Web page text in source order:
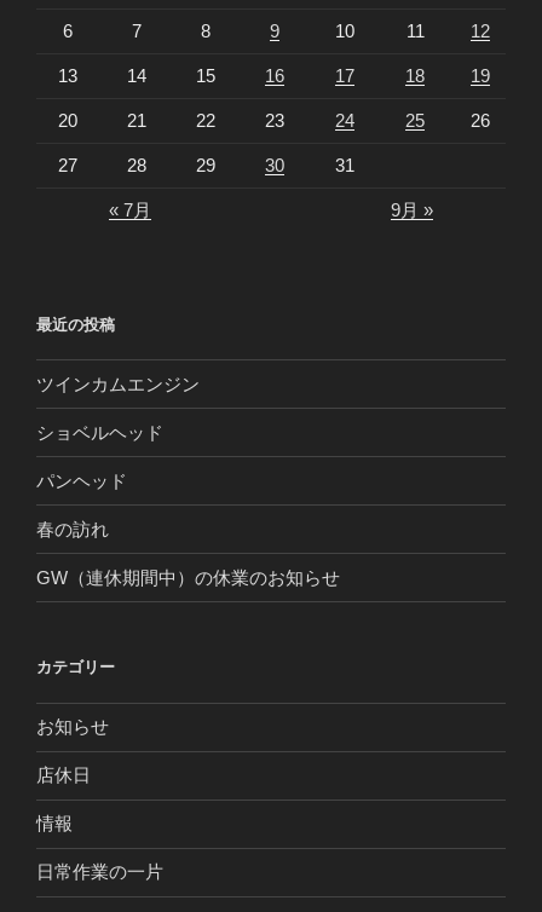
6 7 8 9 10 11 12
13 14 15 16 17 18 19
20 21 22 23 24 25 26
27 28 29 30 31
« 7月 9月 »
最近の投稿
ツインカムエンジン
ショベルヘッド
パンヘッド
春の訪れ
GW（連休期間中）の休業のお知らせ
カテゴリー
お知らせ
店休日
情報
日常作業の一片